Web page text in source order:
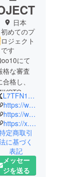
日本
初めてのプ
ロジェクト
です
にて
格な審査
合格し、
店と
う健康食
を取り
っている
ショップを
営してお
ます。
L7TFN1H4dY26540
https://www.facebook.com/profile.php?id=61556454493860
https://www.instagram.com/b_nmn_d?igsh=MXdvbXNzbTlzZ25haw%3D%3D&utm_source=qr
https://x.com/l7tfn1h4dy26540/status/1766095578273124658?s=46&t=FeEkmLu9lx4D0hO2HHYHWw
定商取引
に基づく
表記
メッセー
ジを送る